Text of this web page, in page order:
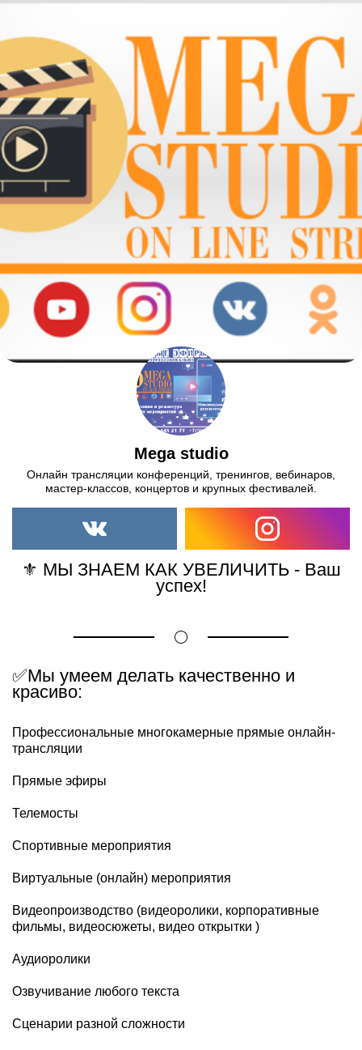
Mega studio
Онлайн трансляции конференций, тренингов, вебинаров,
мастер-классов, концертов и крупных фестивалей.
⚜️ МЫ ЗНАЕМ КАК УВЕЛИЧИТЬ - Ваш
успех!
✅Мы умеем делать качественно и
красиво:
Профессиональные многокамерные прямые онлайн-
трансляции
Прямые эфиры
Телемосты
Спортивные мероприятия
Виртуальные (онлайн) мероприятия
Видеопроизводство (видеоролики, корпоративные
фильмы, видеосюжеты, видео открытки )
Аудиоролики
Озвучивание любого текста
Сценарии разной сложности